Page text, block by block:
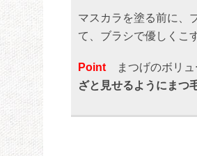
マスカラを塗る前に、
て、ブラシで優しくこ
Point まつげのボリュ
ざと見せるようにまつ